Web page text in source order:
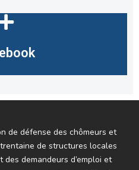
de défense des chômeurs et
de structures locales
demandeurs d’emploi et